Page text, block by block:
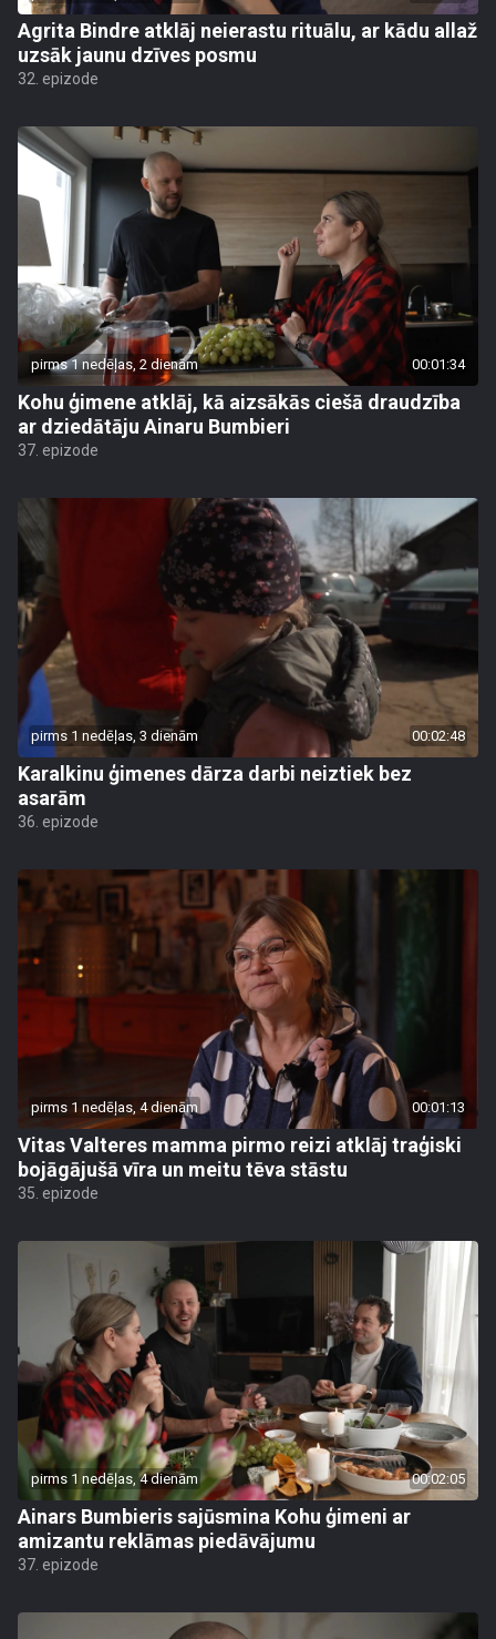
Agrita Bindre atklāj neierastu rituālu, ar kādu allaž
uzsāk jaunu dzīves posmu
32. epizode
pirms 1 nedēļas, 2 dienām 00:01:34
Kohu ģimene atklāj, kā aizsākās ciešā draudzība
ar dziedātāju Ainaru Bumbieri
37. epizode
pirms 1 nedēļas, 3 dienām 00:02:48
Karalkinu ģimenes dārza darbi neiztiek bez
asarām
36. epizode
pirms 1 nedēļas, 4 dienām 00:01:13
Vitas Valteres mamma pirmo reizi atklāj traģiski
bojāgājušā vīra un meitu tēva stāstu
35. epizode
pirms 1 nedēļas, 4 dienām 00:02:05
Ainars Bumbieris sajūsmina Kohu ģimeni ar
amizantu reklāmas piedāvājumu
37. epizode